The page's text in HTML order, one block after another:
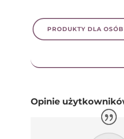
PRODUKTY DLA
Opinie